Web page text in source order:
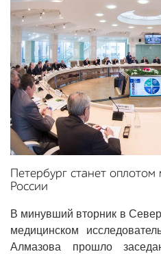
Петербург станет
России
В минувший вторник в
медицинском
Алмазова прошло